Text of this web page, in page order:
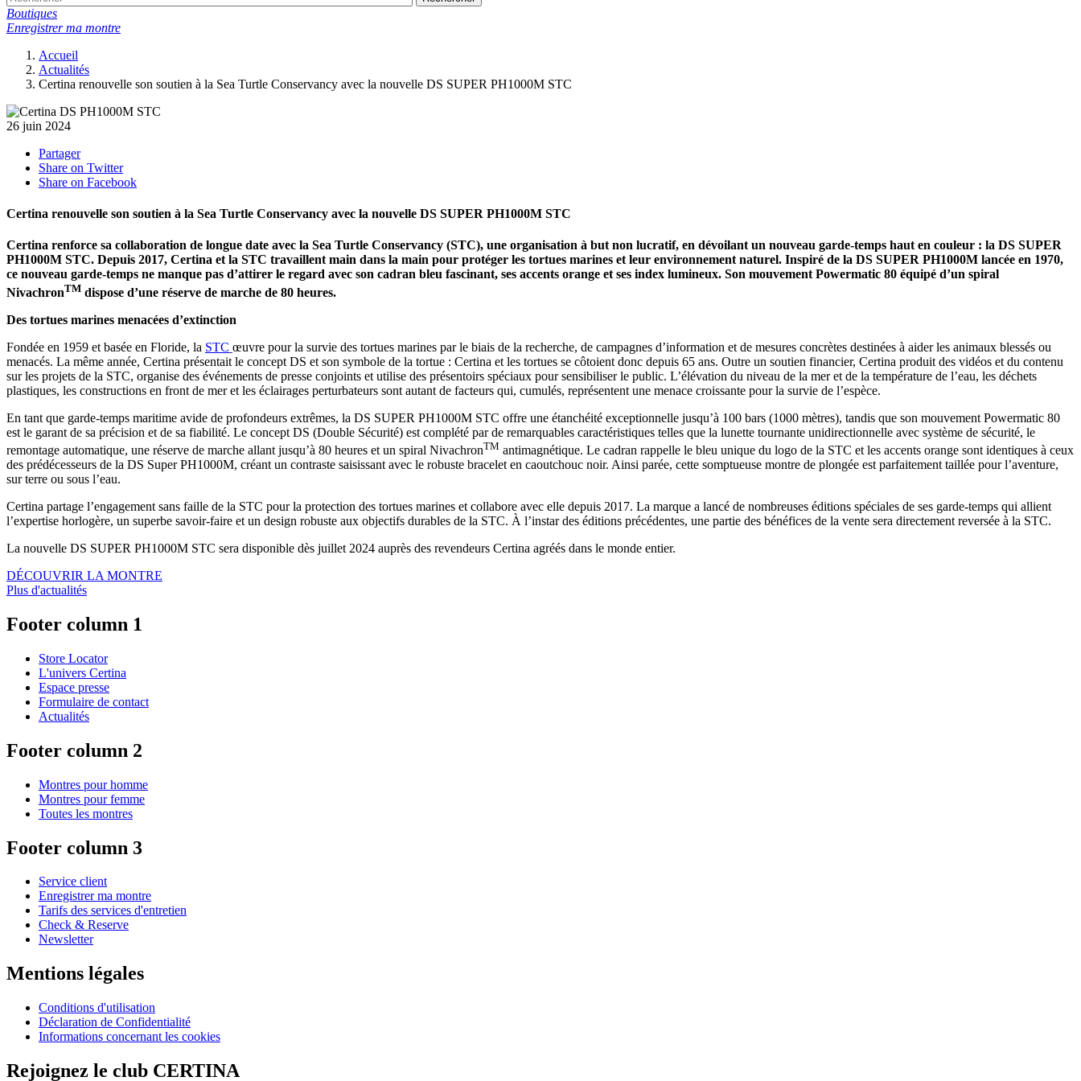
Boutiques
Enregistrer ma montre
Accueil
Actualités
Certina renouvelle son soutien à la Sea Turtle Conservancy avec la nouvelle DS SUPER PH1000M STC
26 juin 2024
Partager
Share on Twitter
Share on Facebook
Certina renouvelle son soutien à la Sea Turtle Conservancy avec la nouvelle DS SUPER PH1000M STC
Certina renforce sa collaboration de longue date avec la Sea Turtle Conservancy (STC), une organisation à but non lucratif, en dévoilant un nouveau garde-temps haut en couleur : la DS SUPER
PH1000M STC. Depuis 2017, Certina et la STC travaillent main dans la main pour protéger les tortues marines et leur environnement naturel. Inspiré de la DS SUPER PH1000M lancée en 1970,
ce nouveau garde-temps ne manque pas d’attirer le regard avec son cadran bleu fascinant, ses accents orange et ses index lumineux. Son mouvement Powermatic 80 équipé d’un spiral
NivachronTM dispose d’une réserve de marche de 80 heures.
Des tortues marines menacées d’extinction
Fondée en 1959 et basée en Floride, la STC œuvre pour la survie des tortues marines par le biais de la recherche, de campagnes d’information et de mesures concrètes destinées à aider les animaux blessés ou
menacés. La même année, Certina présentait le concept DS et son symbole de la tortue : Certina et les tortues se côtoient donc depuis 65 ans. Outre un soutien financier, Certina produit des vidéos et du contenu
sur les projets de la STC, organise des événements de presse conjoints et utilise des présentoirs spéciaux pour sensibiliser le public. L’élévation du niveau de la mer et de la température de l’eau, les déchets
plastiques, les constructions en front de mer et les éclairages perturbateurs sont autant de facteurs qui, cumulés, représentent une menace croissante pour la survie de l’espèce.
En tant que garde-temps maritime avide de profondeurs extrêmes, la DS SUPER PH1000M STC offre une étanchéité exceptionnelle jusqu’à 100 bars (1000 mètres), tandis que son mouvement Powermatic 80
est le garant de sa précision et de sa fiabilité. Le concept DS (Double Sécurité) est complété par de remarquables caractéristiques telles que la lunette tournante unidirectionnelle avec système de sécurité, le
remontage automatique, une réserve de marche allant jusqu’à 80 heures et un spiral NivachronTM antimagnétique. Le cadran rappelle le bleu unique du logo de la STC et les accents orange sont identiques à ceux
des prédécesseurs de la DS Super PH1000M, créant un contraste saisissant avec le robuste bracelet en caoutchouc noir. Ainsi parée, cette somptueuse montre de plongée est parfaitement taillée pour l’aventure,
sur terre ou sous l’eau.
Certina partage l’engagement sans faille de la STC pour la protection des tortues marines et collabore avec elle depuis 2017. La marque a lancé de nombreuses éditions spéciales de ses garde-temps qui allient
l’expertise horlogère, un superbe savoir-faire et un design robuste aux objectifs durables de la STC. À l’instar des éditions précédentes, une partie des bénéfices de la vente sera directement reversée à la STC.
La nouvelle DS SUPER PH1000M STC sera disponible dès juillet 2024 auprès des revendeurs Certina agréés dans le monde entier.
DÉCOUVRIR LA MONTRE
Plus d'actualités
Footer column 1
Store Locator
L'univers Certina
Espace presse
Formulaire de contact
Actualités
Footer column 2
Montres pour homme
Montres pour femme
Toutes les montres
Footer column 3
Service client
Enregistrer ma montre
Tarifs des services d'entretien
Check & Reserve
Newsletter
Mentions légales
Conditions d'utilisation
Déclaration de Confidentialité
Informations concernant les cookies
Rejoignez le club CERTINA